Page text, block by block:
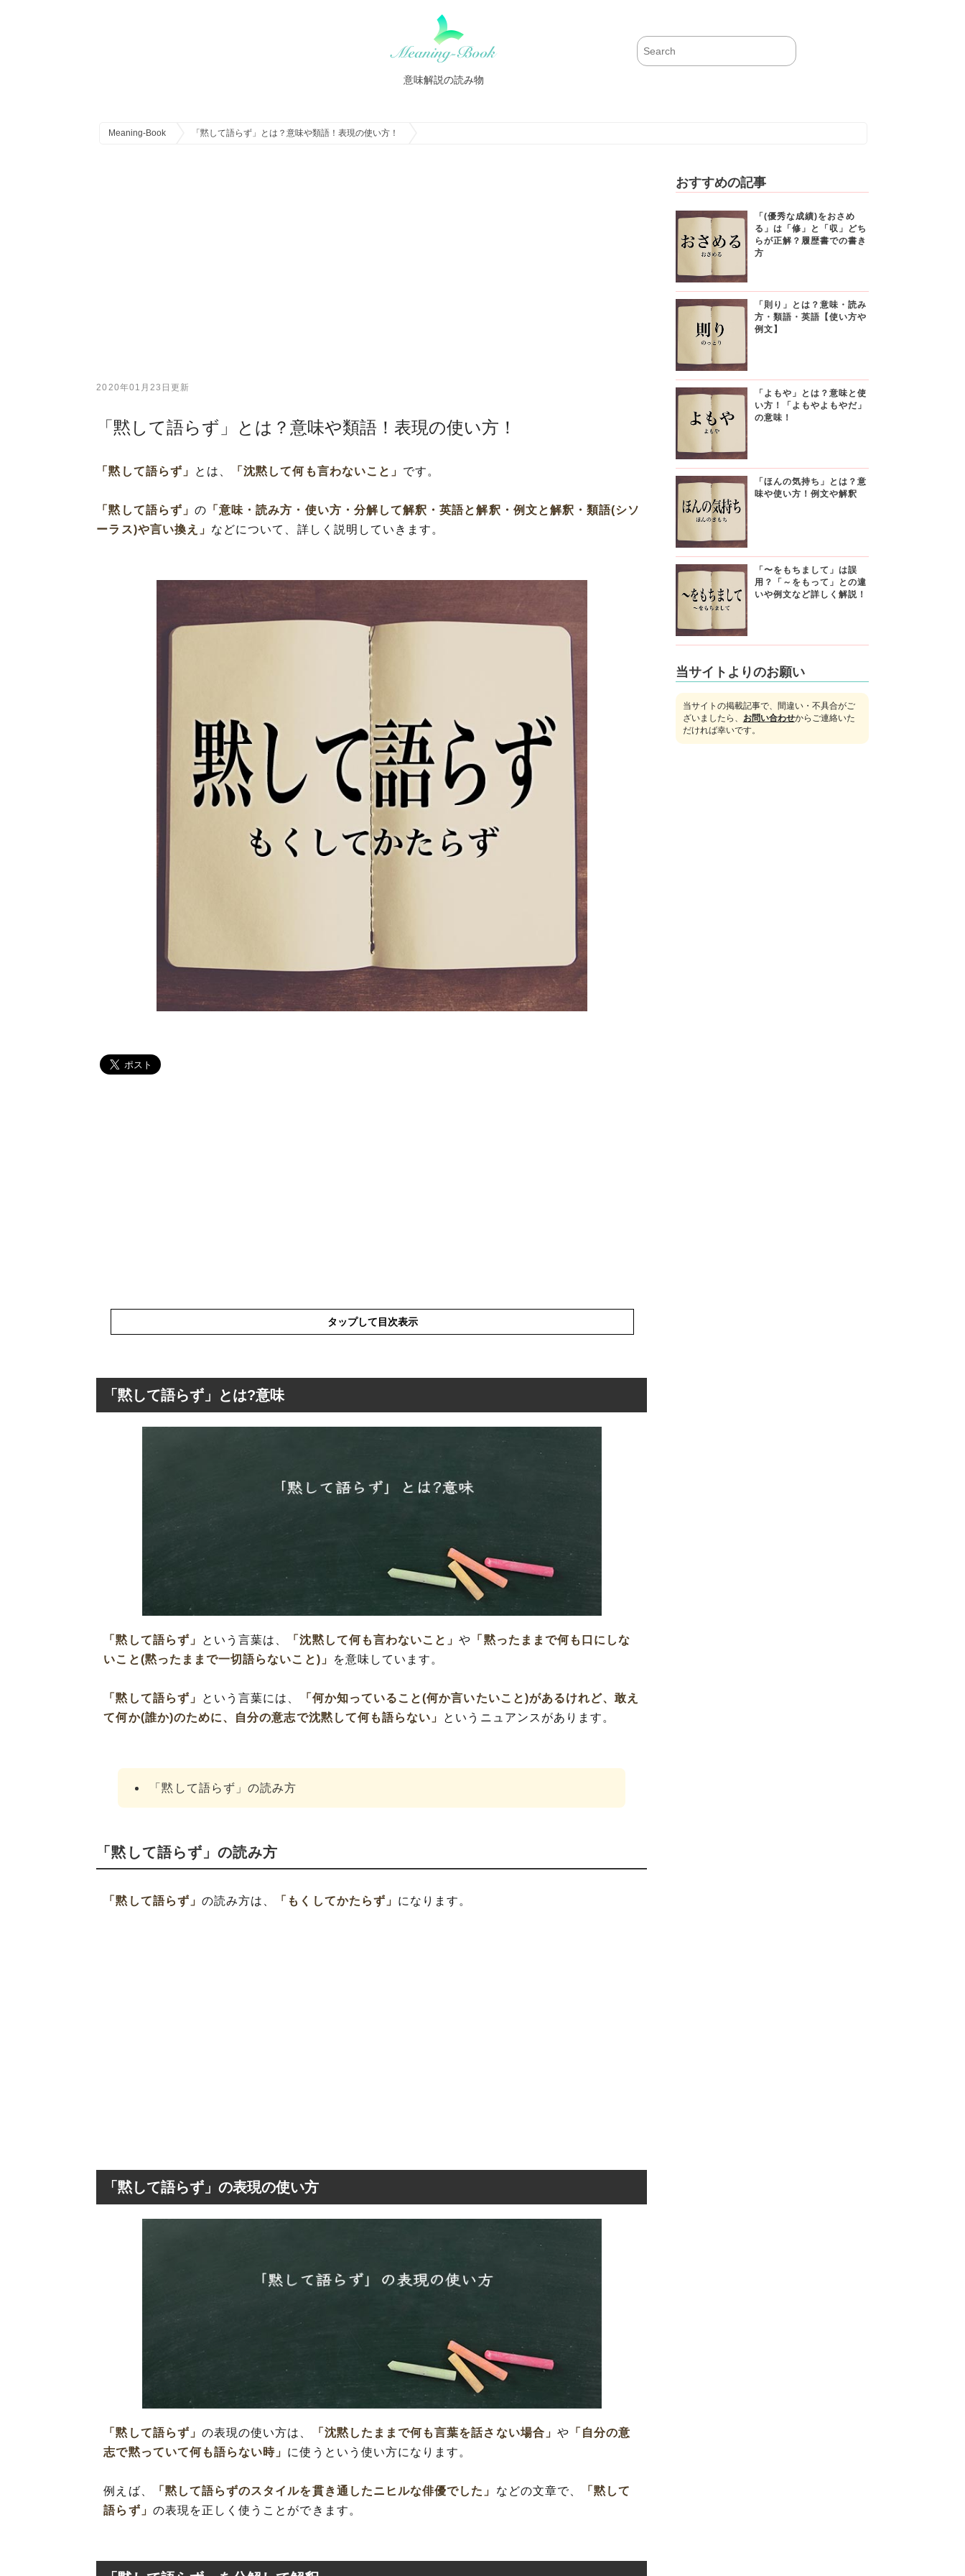
意味解説の読み物
Meaning-Book 「黙して語らず」とは？意味や類語！表現の使い方！
2020年01月23日更新
「黙して語らず」とは？意味や類語！表現の使い方！
「黙して語らず」 とは、 「沈黙して何も言わないこと」 です。
「黙して語らず」 の 「意味・読み方・使い方・分解して解釈・英語と解釈・例文と解釈・類語(シソ
ーラス)や言い換え」 などについて、詳しく説明していきます。
タップして目次表示
「黙して語らず」の表現の使い方
「黙して語らず」の英語と解釈
「黙して語らず」を使った例文と意味を解釈
「黙して語らず」の類語や言い換え
「黙して語らず」とは?意味
「黙して語らず」 という言葉は、 「沈黙して何も言わないこと」や 「黙ったままで何も口にしな
いこと(黙ったままで一切語らないこと)」
を意味しています。
「黙して語らず」 という言葉には、
「何か知っていること(何か言いたいこと)があるけれど、敢え
て何か(誰か)のために、自分の意志で沈黙して何も語らない」 というニュアンスがあります。
「黙して語らず」の読み方
「黙して語らず」の読み方
「黙して語らず」 の読み方は、 「もくしてかたらず」 になります。
「黙して語らず」の表現の使い方
「黙して語らず」 の表現の使い方は、 「沈黙したままで何も言葉を話さない場合」 や 「自分の意
志で黙っていて何も語らない時」 に使うという使い方になります。
例えば、 「黙して語らずのスタイルを貫き通したニヒルな俳優でした」 などの文章で、
「黙して
語らず」 の表現を正しく使うことができます。
おすすめの記事
「(優秀な成績)をおさめ
る」は「修」と「収」どち
らが正解？履歴書での書き
方
「則り」とは？意味・読み
方・類語・英語【使い方や
例文】
「よもや」とは？意味と使
い方！「よもやよもやだ」
の意味！
「ほんの気持ち」とは？意
味や使い方！例文や解釈
「〜をもちまして」は誤
用？「～をもって」との違
いや例文など詳しく解説！
当サイトよりのお願い
当サイトの掲載記事で、間違い・不具合がご
ざいましたら、 お問い合わせからご連絡いた
だければ幸いです。